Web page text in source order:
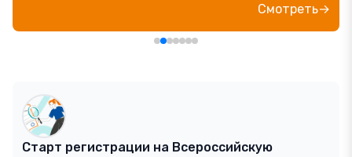
Смотреть→
Старт регистрации на Всероссийскую